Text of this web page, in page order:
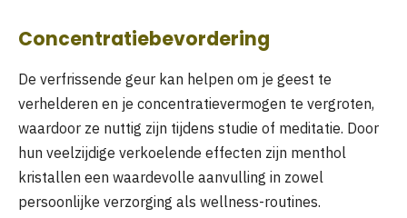
Concentratiebevordering
De verfrissende geur kan helpen om je geest te
verhelderen en je concentratievermogen te vergroten,
waardoor ze nuttig zijn tijdens studie of meditatie. Door
hun veelzijdige verkoelende effecten zijn menthol
kristallen een waardevolle aanvulling in zowel
persoonlijke verzorging als wellness-routines.